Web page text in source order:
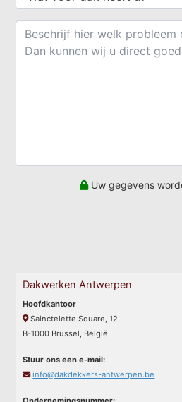
Uw gegevens
Dakwerken Antwerpen
Hoofdkantoor
Sainctelette Square, 12
B-1000 Brussel, België
Stuur ons een e-mail:
info@dakdekkers-antwerpen.be